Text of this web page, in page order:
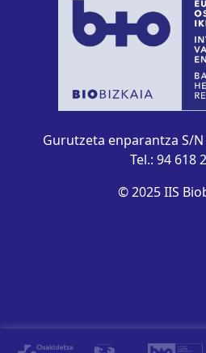
Gurutzeta enparantza S/
Tel.: 94 618
© 2025 IIS